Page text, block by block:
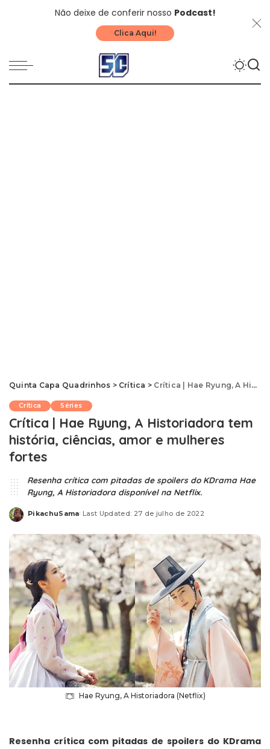
Não deixe de conferir nosso Podcast!
Clica Aqui!
Quinta Capa Quadrinhos > Crítica > Crítica | Hae Ryung, A Historiadora tem história, ciências, amor e mulheres fortes
Crítica Séries
Crítica | Hae Ryung, A Historiadora tem
história, ciências, amor e mulheres
fortes
Resenha crítica com pitadas de spoilers do KDrama Hae
Ryung, A Historiadora disponível na Netflix.
Posted
PikachuSama Last Updated: 27 de julho de 2022
Hae Ryung, A Historiadora (Netflix)
Resenha crítica com pitadas de spoilers do KDrama